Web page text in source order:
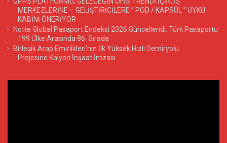
MERKEZLERİNE – GELİŞTİRİCİLERE ” POD / KAPSÜL ” UYKU
KABİNİ ÖNERİYOR
Notte Global Pasaport Endeksi 2026 Güncellendi: Türk Pasaportu
199 Ülke Arasında 86. Sırada
Birleşik Arap Emirlikleri’nin İlk Yüksek Hızlı Demiryolu
Projesine Kalyon İnşaat İmzası